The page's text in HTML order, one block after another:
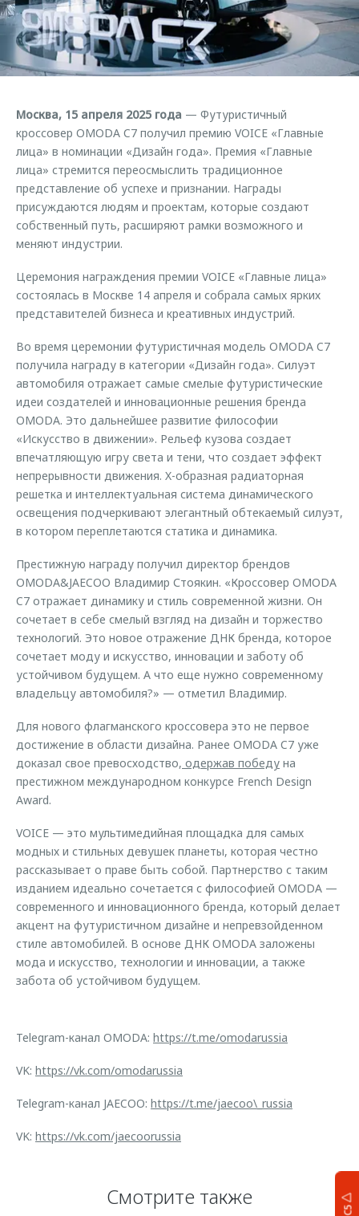
Страхование
Кредитный калькулятор
Аксессуары
Оригинальные аксессуары
Запчасти
Трейд-ин
Калькулятор трейд-ин
Клиентская поддержка
O&J Автоклуб
Клуб владельцев OMODA
Аксессуары
Одежда и сувениры
Оригинальные аксессуары
Запчасти
Обратная связь
Москва, 15 апреля 2025 года — Футуристичный
кроссовер OMODA C7 получил премию VOICE «Главные
лица» в номинации «Дизайн года». Премия «Главные
лица» стремится переосмыслить традиционное
представление об успехе и признании. Награды
присуждаются людям и проектам, которые создают
собственный путь, расширяют рамки возможного и
меняют индустрии.
Церемония награждения премии VOICE «Главные лица»
состоялась в Москве 14 апреля и собрала самых ярких
представителей бизнеса и креативных индустрий.
Во время церемонии футуристичная модель OMODA C7
получила награду в категории «Дизайн года». Силуэт
автомобиля отражает самые смелые футуристические
идеи создателей и инновационные решения бренда
OMODA. Это дальнейшее развитие философии
«Искусство в движении». Рельеф кузова создает
впечатляющую игру света и тени, что создает эффект
непрерывности движения. X-образная радиаторная
решетка и интеллектуальная система динамического
освещения подчеркивают элегантный обтекаемый силуэт,
в котором переплетаются статика и динамика.
Престижную награду получил директор брендов
OMODA&JAECOO Владимир Стоякин. «Кроссовер OMODA
C7 отражает динамику и стиль современной жизни. Он
сочетает в себе смелый взгляд на дизайн и торжество
технологий. Это новое отражение ДНК бренда, которое
сочетает моду и искусство, инновации и заботу об
устойчивом будущем. А что еще нужно современному
владельцу автомобиля?» — отметил Владимир.
Для нового флагманского кроссовера это не первое
достижение в области дизайна. Ранее OMODA C7 уже
доказал свое превосходство, одержав победу на
престижном международном конкурсе French Design
Award.
VOICE — это мультимедийная площадка для самых
модных и стильных девушек планеты, которая честно
рассказывает о праве быть собой. Партнерство с таким
изданием идеально сочетается с философией OMODA —
современного и инновационного бренда, который делает
акцент на футуристичном дизайне и непревзойденном
стиле автомобилей. В основе ДНК OMODA заложены
мода и искусство, технологии и инновации, а также
забота об устойчивом будущем.
Telegram-канал OMODA: https://t.me/omodarussia
VK: https://vk.com/omodarussia
Telegram-канал JAECOO: https://t.me/jaecoo\_russia
VK: https://vk.com/jaecoorussia
Смотрите также